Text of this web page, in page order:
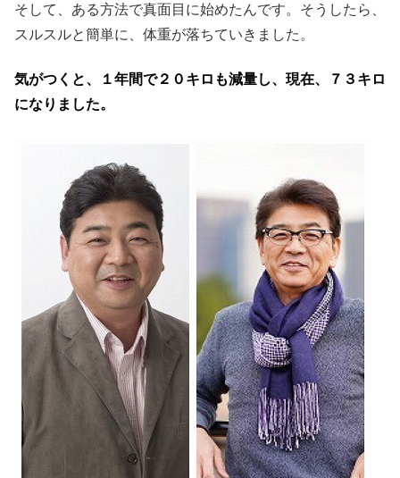
そして、ある方法で真面目に始めたんです。そうしたら、
スルスルと簡単に、体重が落ちていきました。
気がつくと、１年間で２０キロも減量し、現在、７３キロ
になりました。